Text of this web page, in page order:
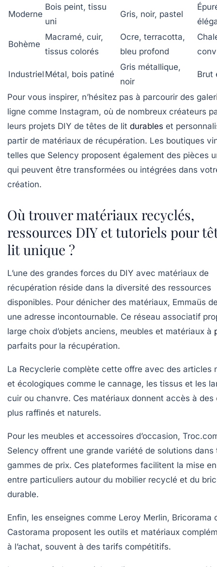
Moderne
Bois peint, tissu
uni
Gris, noir, pastel
Bohème
Macramé, cuir,
tissus colorés
Ocre, terracotta,
bleu profond
Industriel Métal, bois patiné
Gris métallique,
noir
Brut
Pour vous inspirer, n’hésitez pas à parcourir des
ligne comme Instagram, où de nombreux créateurs
leurs projets DIY de têtes de lit durables et
partir de matériaux de récupération. Les boutiques
telles que Selency proposent également des pièces
qui peuvent être transformées ou intégrées dans
création.
Où trouver matériaux recyclés,
ressources DIY et tutoriels pour
lit unique ?
L’une des grandes forces du DIY avec matériaux de
récupération réside dans la diversité des ressources
disponibles. Pour dénicher des matériaux, Emmaüs
une adresse incontournable. Ce réseau associatif
large choix d’objets anciens, meubles et matériaux à
parfaits pour la récupération.
La Recyclerie complète cette offre avec des articles
et écologiques comme le cannage, les tissus et les
cuir ou chanvre. Ces matériaux donnent accès à des
plus raffinés et naturels.
Pour les meubles et accessoires d’occasion,
Selency offrent une grande variété de solutions dans
gammes de prix. Ces plateformes facilitent la mise
entre particuliers autour du mobilier recyclé et du
durable.
Enfin, les enseignes comme Leroy Merlin, Bricorama
Castorama proposent les outils et matériaux
à l’achat, souvent à des tarifs compétitifs.